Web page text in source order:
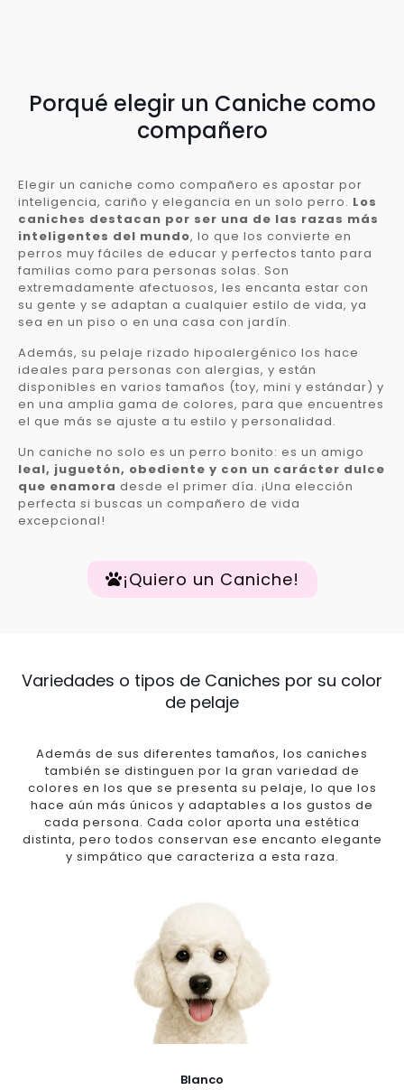
Porqué elegir un Caniche como
compañero
Elegir un caniche como compañero es apostar por
inteligencia, cariño y elegancia en un solo perro. Los
caniches destacan por ser una de las razas más
inteligentes del mundo, lo que los convierte en
perros muy fáciles de educar y perfectos tanto para
familias como para personas solas. Son
extremadamente afectuosos, les encanta estar con
su gente y se adaptan a cualquier estilo de vida, ya
sea en un piso o en una casa con jardín.
Además, su pelaje rizado hipoalergénico los hace
ideales para personas con alergias, y están
disponibles en varios tamaños (toy, mini y estándar) y
en una amplia gama de colores, para que encuentres
el que más se ajuste a tu estilo y personalidad.
Un caniche no solo es un perro bonito: es un amigo
leal, juguetón, obediente y con un carácter dulce
que enamora desde el primer día. ¡Una elección
perfecta si buscas un compañero de vida
excepcional!
¡Quiero un Caniche!
Variedades o tipos de Caniches por su color
de pelaje
Además de sus diferentes tamaños, los caniches
también se distinguen por la gran variedad de
colores en los que se presenta su pelaje, lo que los
hace aún más únicos y adaptables a los gustos de
cada persona. Cada color aporta una estética
distinta, pero todos conservan ese encanto elegante
y simpático que caracteriza a esta raza.
Blanco